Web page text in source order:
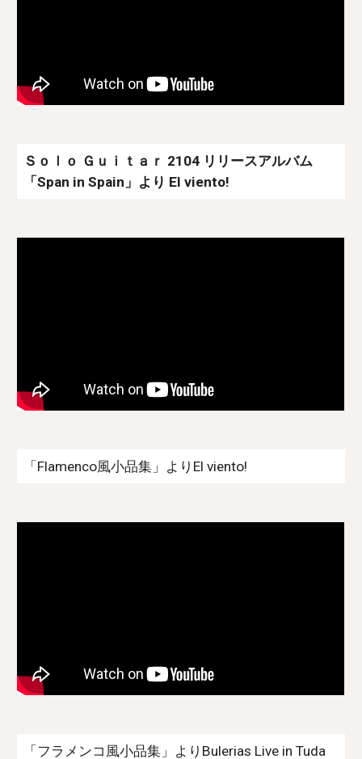
Ｓｏｌｏ Ｇｕｉｔａｒ 2104 リリースアルバム
「Span in Spain」より El viento!
「Flamenco風小品集」よりEl viento!
「フラメンコ風小品集」よりBulerias Live in Tuda